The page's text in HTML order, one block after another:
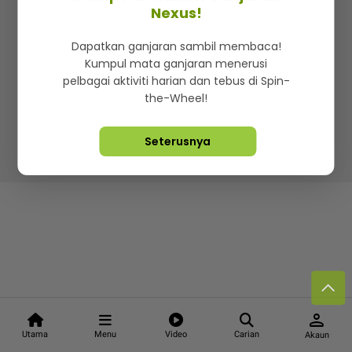
Utama Menu Video Carian
person
Akaun
Iklan di SMG360
Terma & Syarat Dasar Privasi
Lebih hot, viral dan sensasi
Hakcipta Terpelihara ©2026. Star Media Group Berhad
Nexus!
Dapatkan ganjaran sambil membaca!
Kumpul mata ganjaran menerusi
pelbagai aktiviti harian dan tebus di Spin-
the-Wheel!
Seterusnya